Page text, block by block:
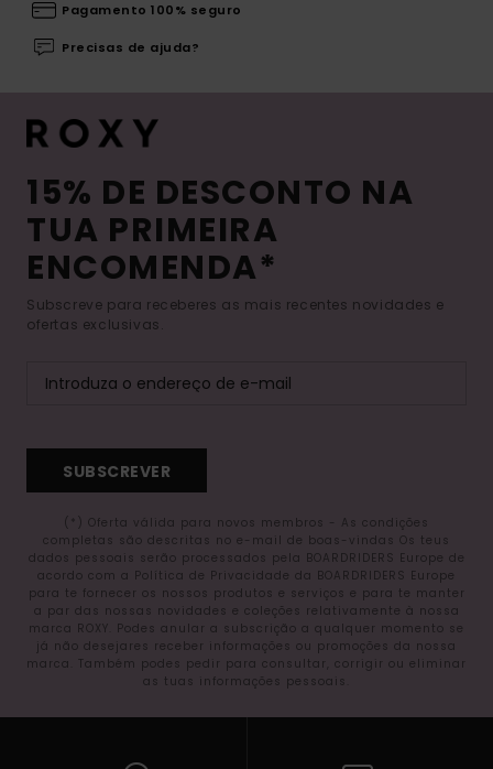
Pagamento 100% seguro
Precisas de ajuda?
15% DE DESCONTO NA
TUA PRIMEIRA
ENCOMENDA*
Subscreve para receberes as mais recentes novidades e
ofertas exclusivas.
SUBSCREVER
(*) Oferta válida para novos membros - As condições
completas são descritas no e-mail de boas-vindas Os teus
dados pessoais serão processados pela BOARDRIDERS Europe de
acordo com a Política de Privacidade da BOARDRIDERS Europe
para te fornecer os nossos produtos e serviços e para te manter
a par das nossas novidades e coleções relativamente à nossa
marca ROXY. Podes anular a subscrição a qualquer momento se
já não desejares receber informações ou promoções da nossa
marca. Também podes pedir para consultar, corrigir ou eliminar
as tuas informações pessoais.